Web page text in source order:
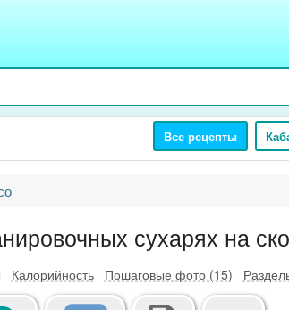
Все рецепты
сухарях на
Калорийность Пошаговые фото (15)